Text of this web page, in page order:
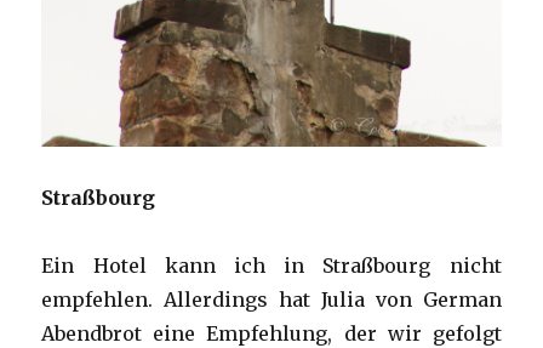
Straßbourg
Ein Hotel kann ich in Straßbourg nicht
empfehlen. Allerdings hat Julia von German
Abendbrot eine Empfehlung, der wir gefolgt